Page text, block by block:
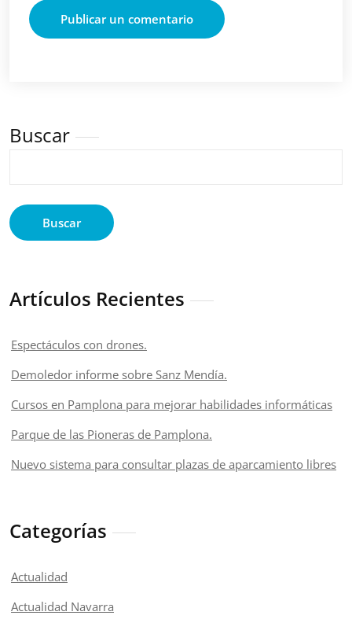
Buscar
Buscar
Artículos Recientes
Espectáculos con drones.
Demoledor informe sobre Sanz Mendía.
Cursos en Pamplona para mejorar habilidades informáticas
Parque de las Pioneras de Pamplona.
Nuevo sistema para consultar plazas de aparcamiento libres
Categorías
Actualidad
Actualidad Navarra